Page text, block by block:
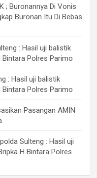
; Buronannya Di Vonis
Buronan Itu Di Bebas
: Hasil uji balistik
Polres Parimo
: Hasil uji balistik
Polres Parimo
Pasangan AMIN
Sulteng : Hasil uji
H Bintara Polres